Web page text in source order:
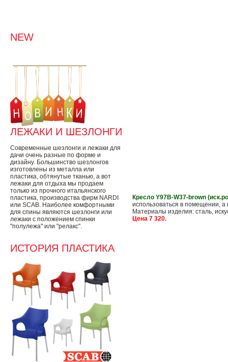
NEW
ЛЕЖАКИ И ШЕЗЛОНГИ
Современные шезлонги и лежаки для
дачи очень разные по форме и
дизайну. Большинство шезлонгов
изготовлены из металла или
пластика, обтянутые тканью, а вот
лежаки для отдыха мы продаем
только из прочного итальянского
пластика, производства фирм NARDI
или SCAB. Наиболее комфортными
для спины являются шезлонги или
лежаки с положением спинки
"полулежа" или "релакс".
ИСТОРИЯ ПЛАСТИКА
Кресло Y97B-W37-brown
использоваться в помещении, а
Материалы изделия: сталь,
Цена 7 320.